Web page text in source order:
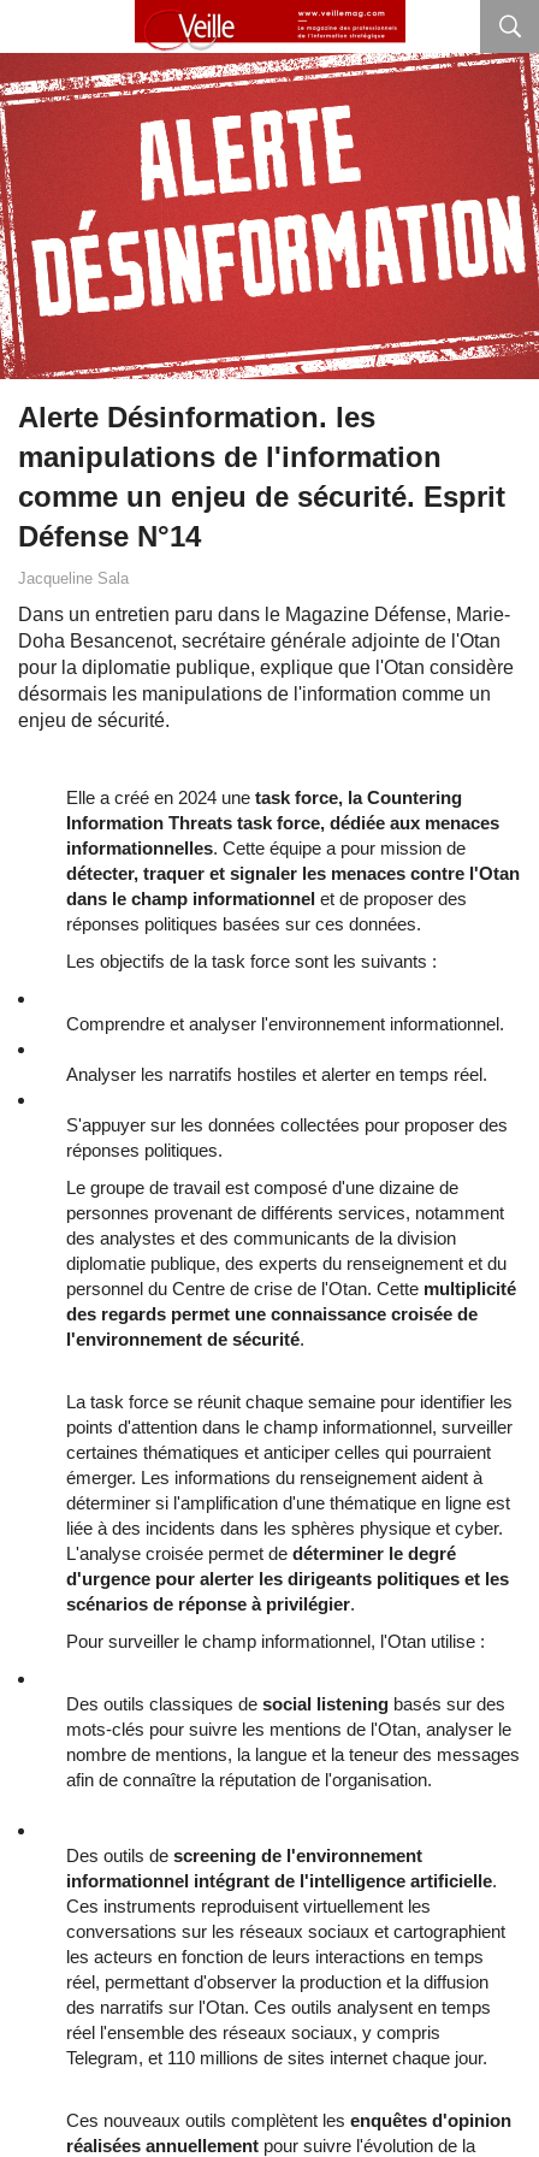
Alerte Désinformation. les
manipulations de l'information
comme un enjeu de sécurité. Esprit
Défense N°14
Jacqueline Sala
Dans un entretien paru dans le Magazine Défense, Marie-
Doha Besancenot, secrétaire générale adjointe de l'Otan
pour la diplomatie publique, explique que l'Otan considère
désormais les manipulations de l'information comme un
enjeu de sécurité.
Elle a créé en 2024 une task force, la Countering
Information Threats task force, dédiée aux menaces
informationnelles. Cette équipe a pour mission de
détecter, traquer et signaler les menaces contre l'Otan
dans le champ informationnel et de proposer des
réponses politiques basées sur ces données.
Les objectifs de la task force sont les suivants :
Comprendre et analyser l'environnement informationnel.
Analyser les narratifs hostiles et alerter en temps réel.
S'appuyer sur les données collectées pour proposer des
réponses politiques.
Le groupe de travail est composé d'une dizaine de
personnes provenant de différents services, notamment
des analystes et des communicants de la division
diplomatie publique, des experts du renseignement et du
personnel du Centre de crise de l'Otan. Cette multiplicité
des regards permet une connaissance croisée de
l'environnement de sécurité.
La task force se réunit chaque semaine pour identifier les
points d'attention dans le champ informationnel, surveiller
certaines thématiques et anticiper celles qui pourraient
émerger. Les informations du renseignement aident à
déterminer si l'amplification d'une thématique en ligne est
liée à des incidents dans les sphères physique et cyber.
L'analyse croisée permet de déterminer le degré
d'urgence pour alerter les dirigeants politiques et les
scénarios de réponse à privilégier.
Pour surveiller le champ informationnel, l'Otan utilise :
Des outils classiques de social listening basés sur des
mots-clés pour suivre les mentions de l'Otan, analyser le
nombre de mentions, la langue et la teneur des messages
afin de connaître la réputation de l'organisation.
Des outils de screening de l'environnement
informationnel intégrant de l'intelligence artificielle.
Ces instruments reproduisent virtuellement les
conversations sur les réseaux sociaux et cartographient
les acteurs en fonction de leurs interactions en temps
réel, permettant d'observer la production et la diffusion
des narratifs sur l'Otan. Ces outils analysent en temps
réel l'ensemble des réseaux sociaux, y compris
Telegram, et 110 millions de sites internet chaque jour.
Ces nouveaux outils complètent les enquêtes d'opinion
réalisées annuellement pour suivre l'évolution de la